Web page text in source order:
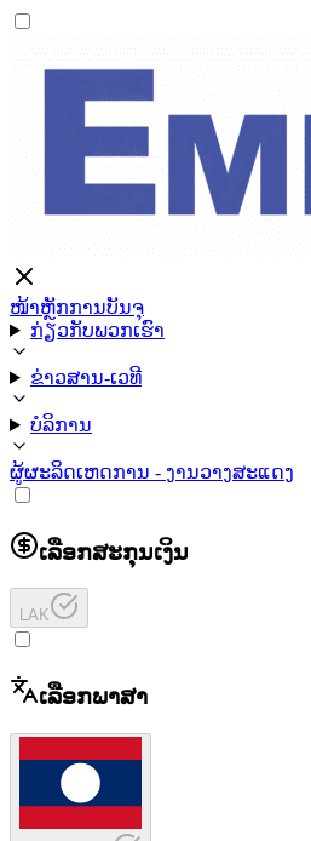
ໜ້າຫຼັກການບັນຈຸ
ກ່ຽວກັບພວກເຮົາ
ຂ່າວສານ-ເວທີ
ບໍລິການ
ຜູ້ຜະລິດເຫດການ - ງານວາງສະແດງ
ເລືອກສະກຸນເງິນ
LAK
ເລືອກພາສາ